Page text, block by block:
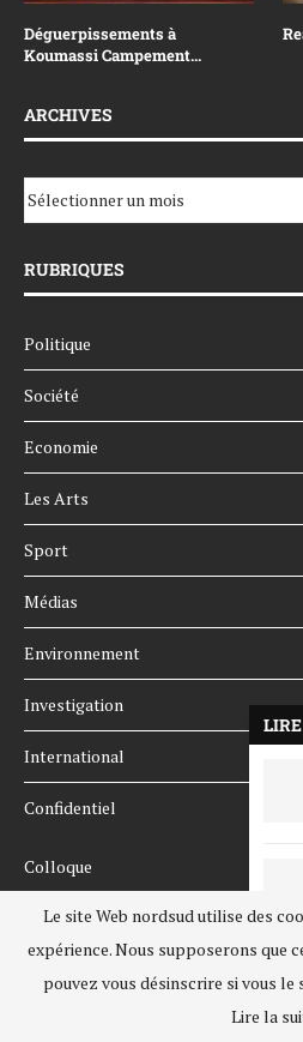
Déguerpissements à
Koumassi Campement...
ARCHIVES
RUBRIQUES
Politique
Société
Economie
Les Arts
Sport
Médias
Environnement
Investigation
International
Confidentiel
Colloque
Éditorial
Le site Web nordsud utilise des
expérience. Nous supposerons que
pouvez vous désinscrire si vous le
Lire la